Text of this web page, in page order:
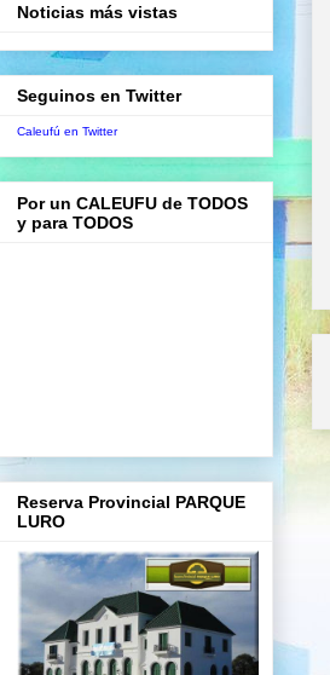
Noticias más vistas
Seguinos en Twitter
Caleufú en Twitter
Por un CALEUFU de TODOS
y para TODOS
Reserva Provincial PARQUE
LURO